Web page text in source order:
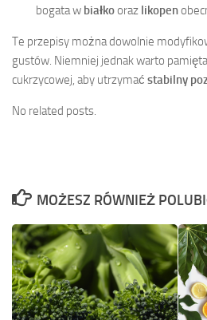
bogata w białkooraz likopen
Te przepisy można dowolnie
gustów. Niemniej jednak warto
cukrzycowej, aby utrzymać stabilny
No related posts.
MOŻESZ RÓWNIEŻ